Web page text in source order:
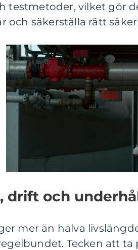
testmetoder, vilket gör
och säkerställa rätt
drift och
mer än halva
Tecken att ta